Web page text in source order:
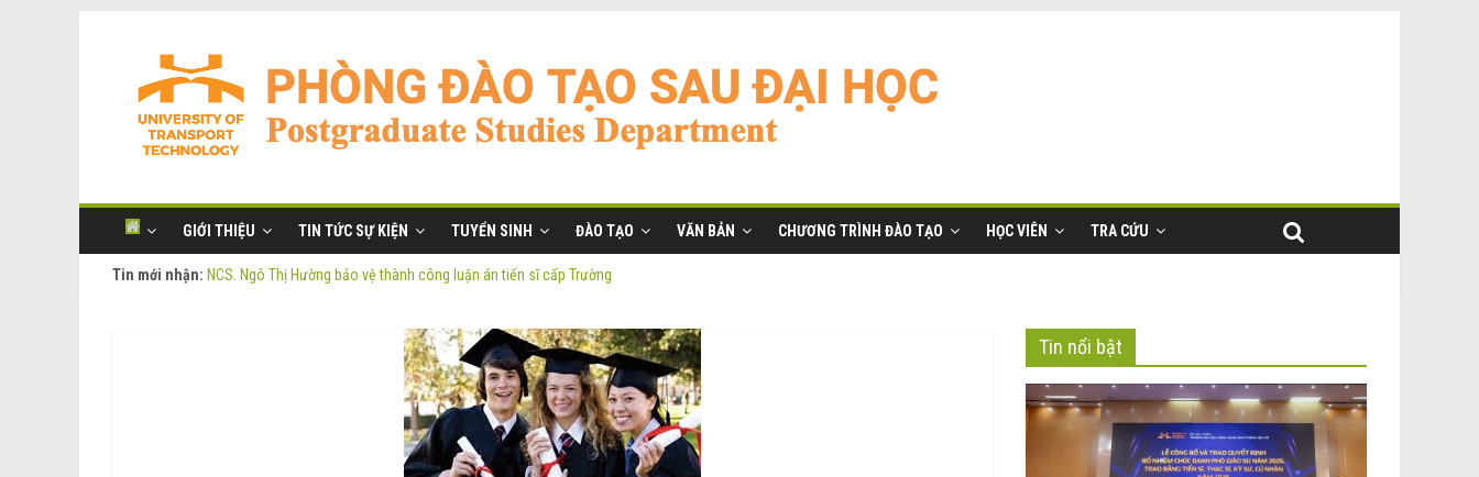
GIỚI THIỆU TIN TỨC SỰ KIỆN TUYỂN SINH ĐÀO TẠO VĂN BẢN CHƯƠNG TRÌNH ĐÀO TẠO HỌC VIÊN TRA CỨU
Tin mới nhận: NCS. Ngô Thị Hường bảo vệ thành công luận án tiến sĩ cấp Trường
Thông tin luận án tiến sĩ của NCS. Ngô Thị Hường
NCS. Phạm Thị Oanh bảo vệ thành công luận án tiến sĩ cấp Trường
Tin nổi bật